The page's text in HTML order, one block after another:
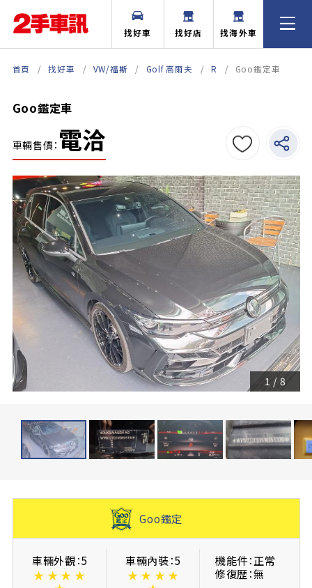
找好車 找好店 找海外車
首頁 找好車 VW/福斯 Golf 高爾夫 R Goo鑑定車
Goo鑑定車
車輛售價： 電洽
1 / 8
Goo鑑定
車輛外觀：5
★ ★ ★ ★
車輛內裝：5
★ ★ ★ ★
機能件：正常
修復歴：無